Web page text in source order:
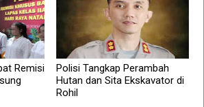
Remisi
Polisi Tangkap Perambah
Hutan dan Sita Ekskavator di
Rohil